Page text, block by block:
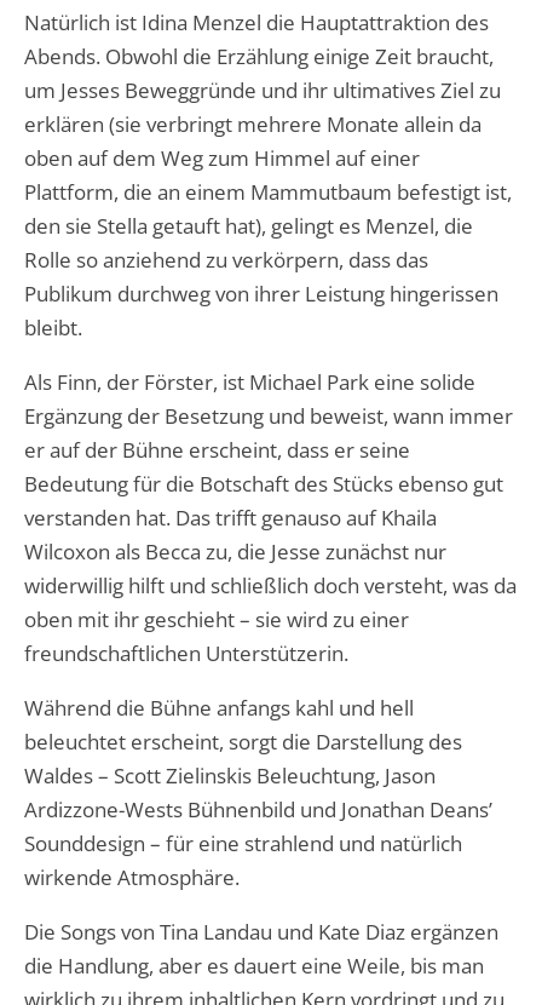
Natürlich ist Idina Menzel die Hauptattraktion des
Abends. Obwohl die Erzählung einige Zeit braucht,
um Jesses Beweggründe und ihr ultimatives Ziel zu
erklären (sie verbringt mehrere Monate allein da
oben auf dem Weg zum Himmel auf einer
Plattform, die an einem Mammutbaum befestigt ist,
den sie Stella getauft hat), gelingt es Menzel, die
Rolle so anziehend zu verkörpern, dass das
Publikum durchweg von ihrer Leistung hingerissen
bleibt.
Als Finn, der Förster, ist Michael Park eine solide
Ergänzung der Besetzung und beweist, wann immer
er auf der Bühne erscheint, dass er seine
Bedeutung für die Botschaft des Stücks ebenso gut
verstanden hat. Das trifft genauso auf Khaila
Wilcoxon als Becca zu, die Jesse zunächst nur
widerwillig hilft und schließlich doch versteht, was da
oben mit ihr geschieht – sie wird zu einer
freundschaftlichen Unterstützerin.
Während die Bühne anfangs kahl und hell
beleuchtet erscheint, sorgt die Darstellung des
Waldes – Scott Zielinskis Beleuchtung, Jason
Ardizzone-Wests Bühnenbild und Jonathan Deans’
Sounddesign – für eine strahlend und natürlich
wirkende Atmosphäre.
Die Songs von Tina Landau und Kate Diaz ergänzen
die Handlung, aber es dauert eine Weile, bis man
wirklich zu ihrem inhaltlichen Kern vordringt und zu